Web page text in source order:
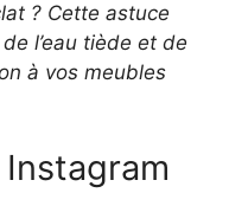
? Cette astuce
l’eau tiède et de
à vos meubles